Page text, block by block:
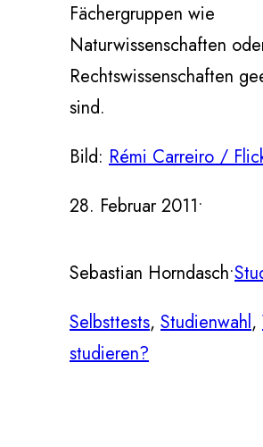
Fächergruppen wie
Naturwissenschaften
Rechtswissenschaften
sind.
Bild: Rémi Carreiro /
28. Februar 2011•
Sebastian Horndasch•
Selbsttests, Studienwahl,
studieren?